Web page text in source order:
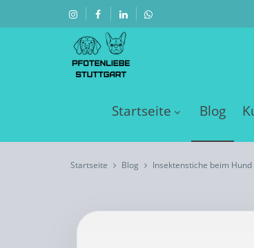
Startseite Blog
Startseite Blog Insektenstiche beim Hund